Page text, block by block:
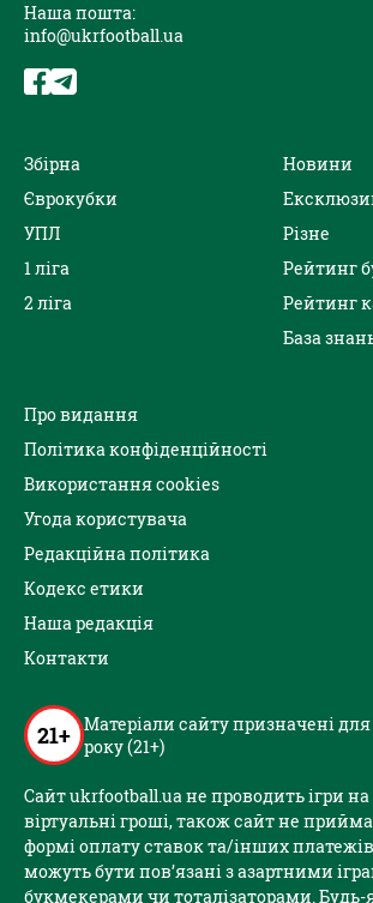
Наша пошта:
info@ukrfootball.ua
Збірна
Єврокубки
УПЛ
1 ліга
2 ліга
Новини
Різне
Рейтинг
Рейтинг
База
Про видання
Політика конфіденційності
Використання cookies
Угода користувача
Редакційна політика
Кодекс етики
Наша редакція
Контакти
21+ Матеріали сайту призначені для
року (21+)
Сайт ukrfootball.ua не проводить ігри на
віртуальні гроші, також сайт не
формі оплату ставок та/інших
можуть бути пов’язані з азартними
букмекерами чи тоталізаторами. Будь-